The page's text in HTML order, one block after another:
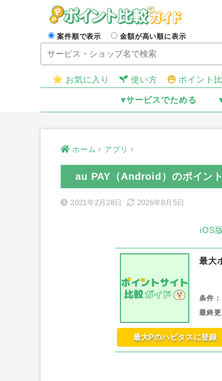
案件順で表示 金額が高い順に表示
お気に入り 使い方 ポイント
▾サービスでためる
ホーム アプリ
au PAY（Android）のポイン
2021年2月28日 2026年8月5日
iOS
最大
条件：
最終
最大Pのハピタスに登録